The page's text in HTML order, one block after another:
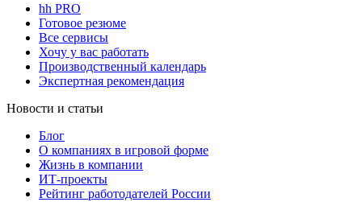
hh PRO
Готовое резюме
Все сервисы
Хочу у вас работать
Производственный календарь
Экспертная рекомендация
Новости и статьи
Блог
О компаниях в игровой форме
Жизнь в компании
ИТ-проекты
Рейтинг работодателей России